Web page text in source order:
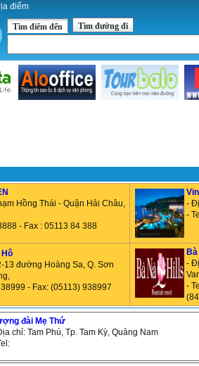
điểm
Tìm điểm đến Tìm đường đi
Hồng Thái - Quận Hải Châu,
- Fax : 05113 84 388
-
-
Hô
13 đường Hoàng Sa, Q. Sơn
- Fax: (05113) 938997
-
-
đài Mẹ Thứ
chỉ: Tam Phú, Tp. Tam Kỳ, Quảng Nam